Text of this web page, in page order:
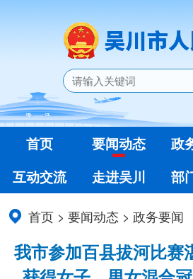
首页 要闻动态 政
互动交流
走进吴川 部
首页 >要闻动态 >政务要闻
我市参加百县拔河比赛